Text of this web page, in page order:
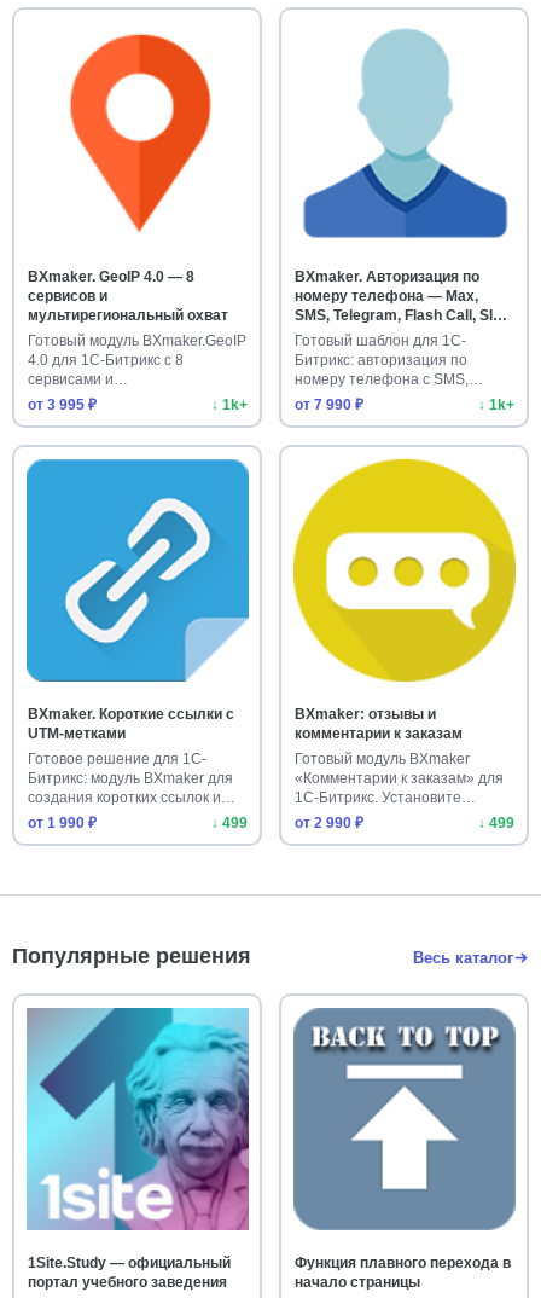
BXmaker. GeoIP 4.0 — 8
сервисов и
мультирегиональный охват
Готовый модуль BXmaker.GeoIP
4.0 для 1С-Битрикс с 8
сервисами и
мультирегиональн…
от 3 995 ₽ ↓ 1k+
BXmaker. Авторизация по
номеру телефона — Max,
SMS, Telegram, Flash Call, SIM-
Push, PushOK
Готовый шаблон для 1С-
Битрикс: авторизация по
номеру телефона с SMS,
Telegram, F…
от 7 990 ₽ ↓ 1k+
BXmaker. Короткие ссылки с
UTM-метками
Готовое решение для 1С-
Битрикс: модуль BXmaker для
создания коротких ссылок и
уп…
от 1 990 ₽ ↓ 499
BXmaker: отзывы и
комментарии к заказам
Готовый модуль BXmaker
«Комментарии к заказам» для
1С-Битрикс. Установите
удобны…
от 2 990 ₽ ↓ 499
Популярные решения Весь каталог
1Site.Study — официальный
портал учебного заведения
Функция плавного перехода в
начало страницы